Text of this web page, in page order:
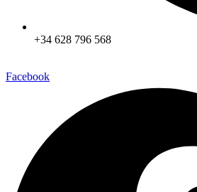
+34 628 796 568
Facebook